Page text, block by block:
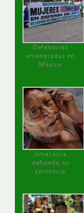
Defensoras
amenazadas en
México
Amazonía
defiende su
territorio